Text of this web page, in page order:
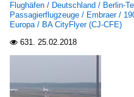
Flughäfen / Deutschland / Berlin-
Passagierflugzeuge / Embraer /
Europa / BA CityFlyer (CJ-CFE)
 631. 25.02.2018